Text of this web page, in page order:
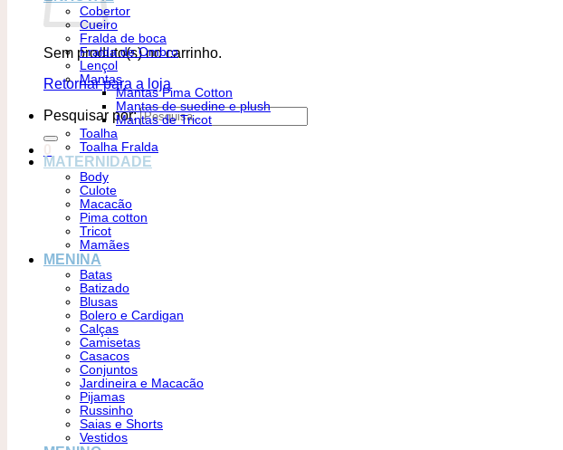
Sem produto(s) no carrinho.
Retornar para a loja
Pesquisar por:
Cobertor
Cueiro
Fralda de boca
Fralda de Ombro
Lençol
Mantas
Mantas Pima Cotton
Mantas de suedine e plush
Mantas de Tricot
Toalha
Toalha Fralda
MATERNIDADE
Body
Culote
Macacão
Pima cotton
Tricot
Mamães
MENINA
Batas
Batizado
Blusas
Bolero e Cardigan
Calças
Camisetas
Casacos
Conjuntos
Jardineira e Macacão
Pijamas
Russinho
Saias e Shorts
Vestidos